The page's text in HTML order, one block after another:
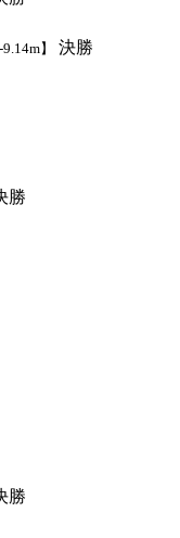
】
決勝
勝
勝